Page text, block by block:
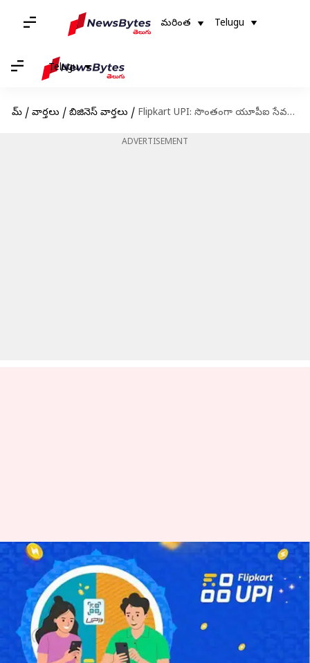
మరింత Telugu
Telugu
హోమ్ / వార్తలు / బిజినెస్ వార్తలు / Flipkart UPI: సొంతంగా యూపీఐ సేవలను ప్రారంభించిన ఫ్లిప్‌కార్ట్
ADVERTISEMENT
Flipkart UPI: సొంతంగా యూపీఐ
సేవలను ప్రారంభించిన ఫ్లిప్‌కార్ట్
వ్రాసిన వారు Stalin Mar 04, 2024 10:11 am
ఈ వార్తాకథనం ఏంటి